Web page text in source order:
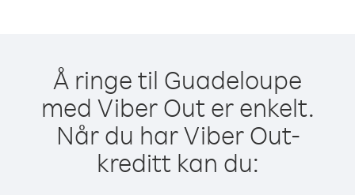
Å ringe til Guadeloupe
med Viber Out er enkelt.
Når du har Viber Out-
kreditt kan du: